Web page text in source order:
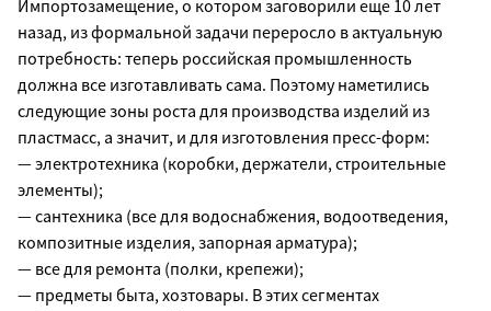
Импортозамещение, о котором заговорили еще 10 лет
назад, из формальной задачи переросло в актуальную
потребность: теперь российская промышленность
должна все изготавливать сама. Поэтому наметились
следующие зоны роста для производства изделий из
пластмасс, а значит, и для изготовления пресс-форм:
— электротехника (коробки, держатели, строительные
элементы);
— сантехника (все для водоснабжения, водоотведения,
композитные изделия, запорная арматура);
— все для ремонта (полки, крепежи);
— предметы быта, хозтовары. В этих сегментах